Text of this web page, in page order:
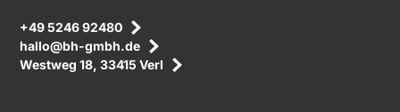
+49 5246 92480
hallo@bh-gmbh.de
Westweg 18, 33415 Verl